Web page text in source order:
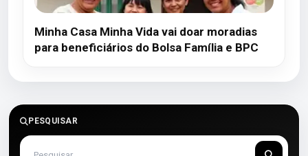
Minha Casa Minha Vida vai doar moradias
para beneficiários do Bolsa Família e BPC
PESQUISAR